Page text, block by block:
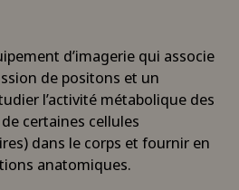
d’imagerie qui associe
de positons et un
l’activité métabolique des
certaines cellules
dans le corps et fournir en
anatomiques.